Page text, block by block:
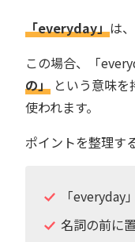
「everyday」は
この場合、「
の」 という意味
使われます。
ポイントを整理す
「everyday
名詞の前に